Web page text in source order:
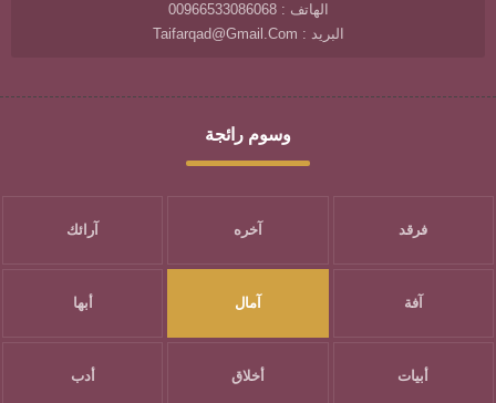
الهاتف : 00966533086068
البريد : Taifarqad@gmail.com
وسوم رائجة
فرقد آخره آرائك
آفة آمال أبها
أبيات أخلاق أدب